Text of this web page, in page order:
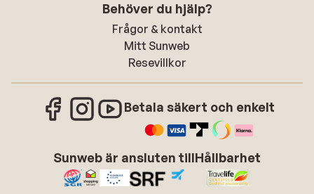
Behöver du hjälp?
Frågor & kontakt
Mitt Sunweb
Resevillkor
Betala säkert och enkelt
Sunweb är ansluten tillHållbarhet